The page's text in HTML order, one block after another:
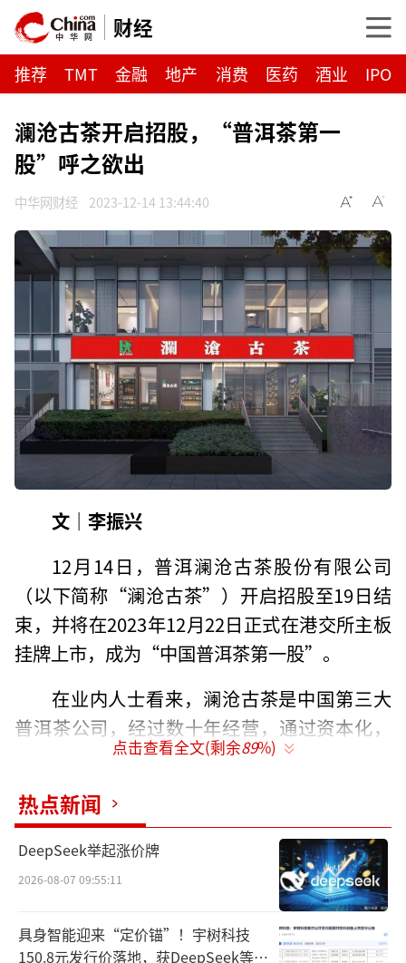
财经
推荐 TMT 金融 地产 消费 医药 酒业 IPO
澜沧古茶开启招股，“普洱茶第一
股”呼之欲出
中华网财经 2023-12-14 13:44:40
文｜李振兴
12月14日，普洱澜沧古茶股份有限公司
（以下简称“澜沧古茶”）开启招股至19日结
束，并将在2023年12月22日正式在港交所主板
挂牌上市，成为“中国普洱茶第一股”。
在业内人士看来，澜沧古茶是中国第三大
普洱茶公司，经过数十年经营，通过资本化，
推动散乱的茶行业升级分化，引领数千亿元的
普洱茶第一股
据了解，澜沧古茶在本次IPO中总计发行2
100万股股份，其中香港公开发售210万股股
份，国际发售1890万股股份，发行区间为每股1
点击查看全文(剩余89%)
热点新闻
DeepSeek举起涨价牌
2026-08-07 09:55:11
具身智能迎来“定价锚”！宇树科技
150.8元发行价落地，获DeepSeek等豪